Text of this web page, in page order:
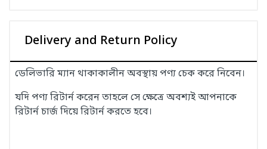
Delivery and Return Policy
ডেলিভারি ম্যান থাকাকালীন অবস্থায় পণ্য চেক করে নিবেন।
যদি পণ্য রিটার্ন করেন তাহলে সে ক্ষেত্রে অবশ্যই আপনাকে
রিটার্ন চার্জ দিয়ে রিটার্ন করতে হবে।